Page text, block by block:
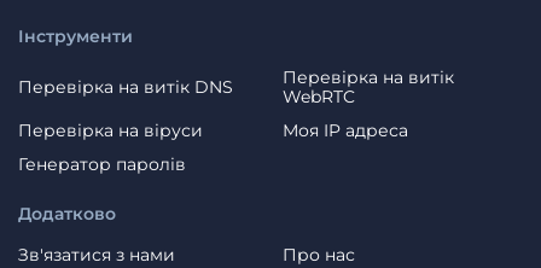
Додатково
Зв'язатися з нами
Про нас
Інструменти
Перевірка на витік DNS
Перевірка на витік
WebRTC
Перевірка на віруси
Моя IP адреса
Генератор паролів